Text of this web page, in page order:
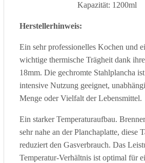
Kapazität: 1200ml
Herstellerhinweis:
Ein sehr professionelles Kochen und
wichtige thermische Trägheit dank
18mm. Die gechromte Stahlplancha
intensive Nutzung geeignet,
Menge oder Vielfalt der Lebensmittel.
Ein starker Temperaturaufbau.
sehr nahe an der Planchaplatte, diese
reduziert den Gasverbrauch. Das
Temperatur-Verhältnis ist optimal für